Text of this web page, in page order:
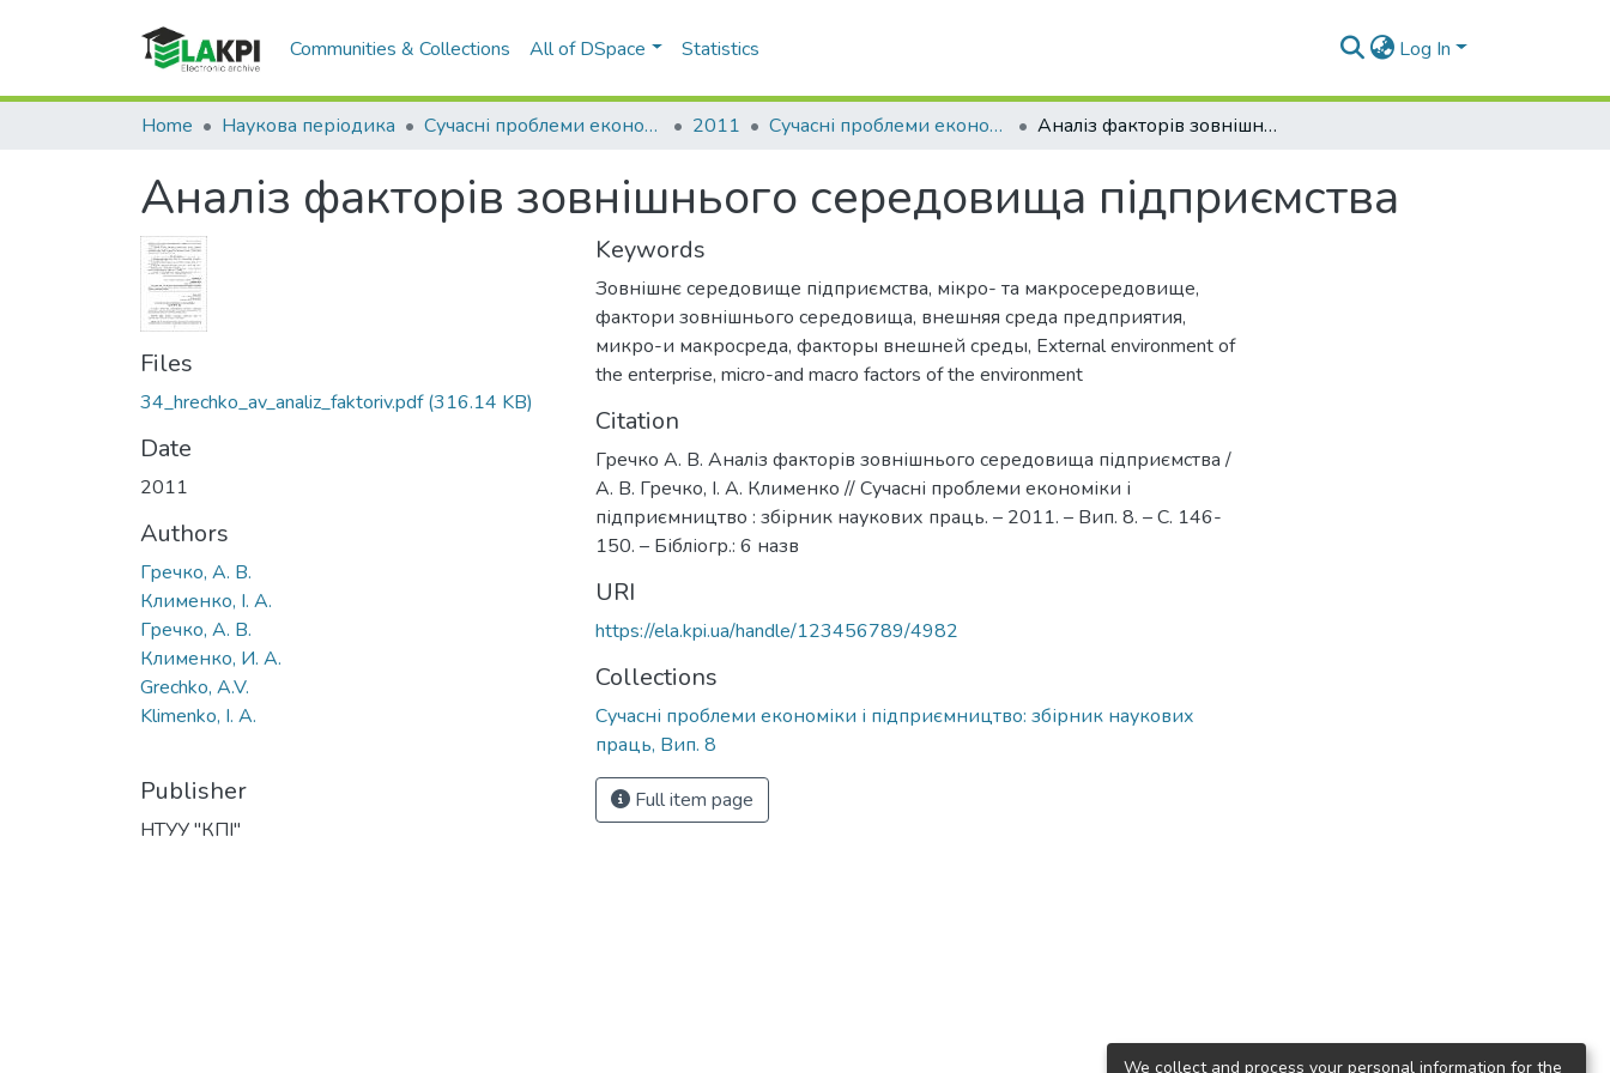
Communities & Collections All of DSpace Statistics Log In
Home Наукова періодика Сучасні проблеми економіки і підприємництво 2011 Сучасні проблеми економіки і підприємництво: збірник наукових праць, Вип. 8 Аналіз факторів зовнішнього середовища підприємства
Аналіз факторів зовнішнього середовища підприємства
Files
34_hrechko_av_analiz_faktoriv.pdf(316.14 KB)
Date
2011
Authors
Гречко, А. В.
Клименко, І. А.
Гречко, А. В.
Клименко, И. А.
Grechko, A.V.
Klimenko, I. A.
Publisher
НТУУ "КПІ"
Keywords
Зовнішнє середовище підприємства, мікро- та макросередовище,
фактори зовнішнього середовища, внешняя среда предприятия,
микро-и макросреда, факторы внешней среды, External environment of
the enterprise, micro-and macro factors of the environment
Citation
Гречко А. В. Аналіз факторів зовнішнього середовища підприємства /
А. В. Гречко, І. А. Клименко // Сучасні проблеми економіки і
підприємництво : збірник наукових праць. – 2011. – Вип. 8. – С. 146-
150. – Бібліогр.: 6 назв
URI
https://ela.kpi.ua/handle/123456789/4982
Collections
Сучасні проблеми економіки і підприємництво: збірник наукових
праць, Вип. 8
Full item page
We collect and process your personal information for the